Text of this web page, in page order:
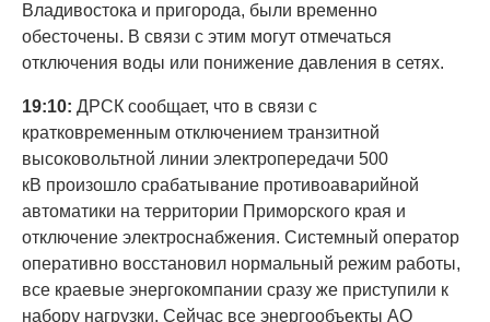
Владивостока и пригорода, были временно
обесточены. В связи с этим могут отмечаться
отключения воды или понижение давления в сетях.
19:10: ДРСК сообщает, что в связи с
кратковременным отключением транзитной
высоковольтной линии электропередачи 500
кВ произошло срабатывание противоаварийной
автоматики на территории Приморского края и
отключение электроснабжения. Системный оператор
оперативно восстановил нормальный режим работы,
все краевые энергокомпании сразу же приступили к
набору нагрузки. Сейчас все энергообъекты АО